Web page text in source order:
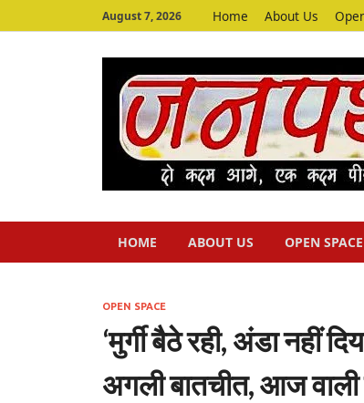
August 7, 2026 Home About Us
HOME ABOUT US OPEN SPACE
OPEN SPACE
‘मुर्गी बैठे रही, अंडा नहीं
अगली बातचीत, आज वाली